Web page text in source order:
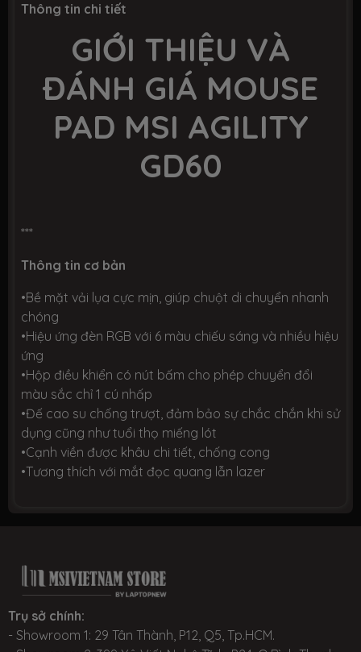
Thông tin chi tiết
GIỚI THIỆU VÀ
ĐÁNH GIÁ MOUSE
PAD MSI AGILITY
GD60
***
Thông tin cơ bản
•Bề mặt vải lụa cực mịn, giúp chuột di chuyển nhanh
chóng
•Hiệu ứng đèn RGB với 6 màu chiếu sáng và nhiều hiệu
ứng
•Hộp điều khiển có nút bấm cho phép chuyển đổi
màu sắc chỉ 1 cú nhấp
•Đế cao su chống trượt, đảm bảo sự chắc chắn khi sử
dụng cũng như tuổi thọ miếng lót
•Cạnh viền được khâu chi tiết, chống cong
•Tương thích với mắt đọc quang lẫn lazer
Trụ sở chính:
- Showroom 1: 29 Tân Thành, P12, Q5, Tp.HCM.